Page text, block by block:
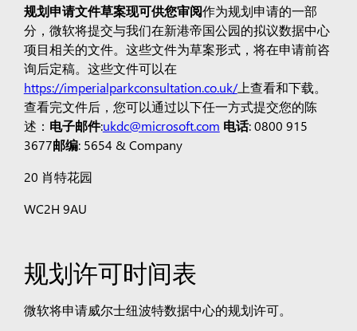
规划申请文件草案现可供您审阅作为规划申请的一部
分，微软将提交与我们在新港帝国公园的拟议数据中心
项目相关的文件。这些文件为草案形式，将在申请前咨
询后定稿。这些文件可以在
https://imperialparkconsultation.co.uk/上查看和下载。
查看完文件后，您可以通过以下任一方式提交您的陈
述： 电子邮件:ukdc@microsoft.com 电话: 0800 915
3677邮编: 5654 & Company
20 肖特花园
WC2H 9AU
规划许可时间表
微软将申请威尔士纽波特数据中心的规划许可。